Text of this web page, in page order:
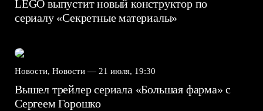
LEGO выпустит новый конструктор по
сериалу «Секретные материалы»
Новости, Новости — 21 июля, 19:30
Вышел трейлер сериала «Большая фарма» с
Сергеем Горошко